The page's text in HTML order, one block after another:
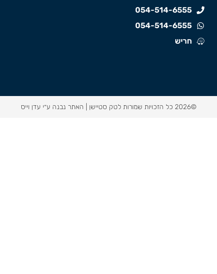
054-514-6555
054-514-6555
חריש
האתר נבנה ע״י עדן וייס